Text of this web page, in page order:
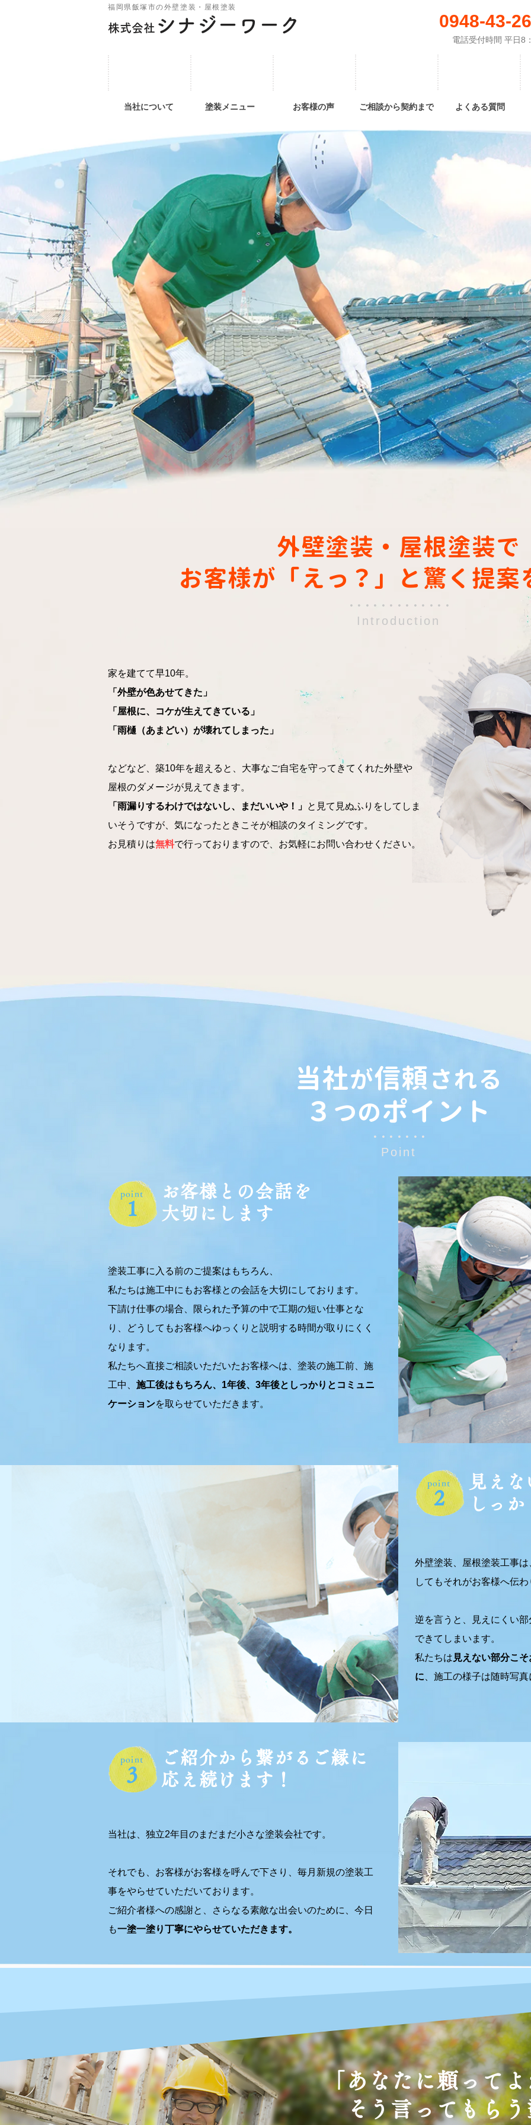
株式会社 シナジーワーク
福岡県飯塚市の外壁塗装・屋根塗装
0948-43-
電話受付時間 平日8
当社について 塗装メニュー お客様の声 ご相談から契約まで よくある質問
外壁塗装・屋根塗装で
お客様が「えっ？」と驚く提案
家を建てて早10年。
「外壁が色あせてきた」
「屋根に、コケが生えてきている」
「雨樋（あまどい）が壊れてしまった」
などなど、築10年を超えると、大事なご自宅を守ってきてくれた外壁や
屋根のダメージが見えてきます。
「雨漏りするわけではないし、まだいいや！」 と見て見ぬふりをしてしま
いそうですが、気になったときこそが相談のタイミングです。
お見積りは無料で行っておりますので、お気軽にお問い合わせください。
・・・・・・・・・・・・・
Introduction
当社が信頼される
３ つのポイント
・・・・・・・
Point
1
point
お客様との会話を
大切にします
塗装工事に入る前のご提案はもちろん、
私たちは施工中にもお客様との会話を大切にしております。
下請け仕事の場合、限られた予算の中で工期の短い仕事とな
り、どうしてもお客様へゆっくりと説明する時間が取りにくく
なります。
​私たちへ直接ご相談いただいたお客様へは、塗装の施工前、施
工中、 施工後はもちろん、1年後、3年後としっかりとコミュニ
ケーションを取らせていただきます。
3
point
ご紹介から繋がる​ご縁に
応え続けます！
当社は、独立2年目のまだまだ小さな塗装会社です。
それでも、お客様がお客様を呼んで下さり、毎月新規の塗装工
事をやらせていただいております。
ご紹介者様への感謝と、さらなる素敵な出会いのために、今日
も一塗一塗り丁寧にやらせていただきます。
2
point
見え
しっ
外壁塗装、屋根塗装工事
してもそれがお客様へ伝
逆を言うと、見えにくい
できてしまいます。
​私たちは 見えない部分こ
に 、施工の様子は随時写
「あなたに頼って
そう言ってもら